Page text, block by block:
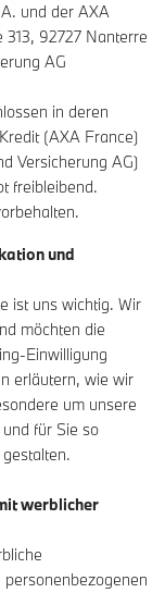
und der AXA
313, 92727 Nanterre
AG
in deren
(AXA France)
Versicherung AG)
freibleibend.
und
ist uns wichtig. Wir
möchten die
Einwilligung
erläutern, wie wir
um unsere
für Sie so
werblicher